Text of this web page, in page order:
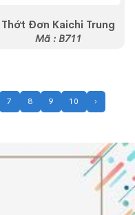
Thớt Đơn Kaichi Trung
Mã : B711
7 8 9 10 ›